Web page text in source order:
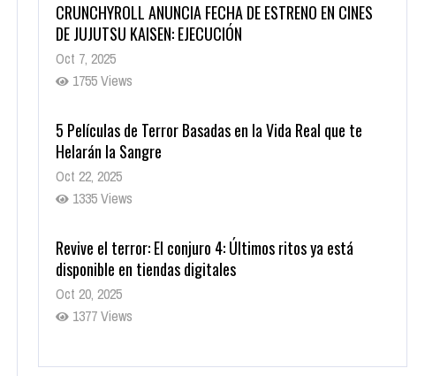
CRUNCHYROLL ANUNCIA FECHA DE ESTRENO EN CINES
DE JUJUTSU KAISEN: EJECUCIÓN
Oct 7, 2025
1755 Views
5 Películas de Terror Basadas en la Vida Real que te
Helarán la Sangre
Oct 22, 2025
1335 Views
Revive el terror: El conjuro 4: Últimos ritos ya está
disponible en tiendas digitales
Oct 20, 2025
1377 Views
Warner Bros. lleva a las tiendas digitales su racha de